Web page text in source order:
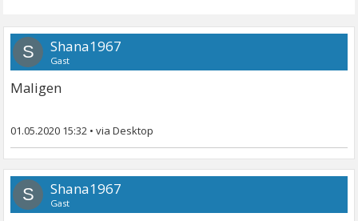
S Shana1967
Gast
Maligen
01.05.2020 15:32 •
S Shana1967
Gast